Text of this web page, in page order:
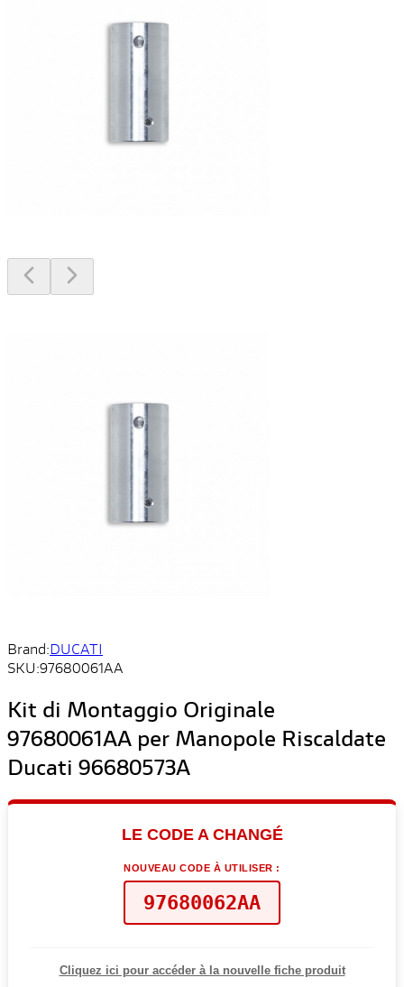
Brand:DUCATI
SKU:97680061AA
Kit di Montaggio Originale
97680061AA per Manopole Riscaldate
Ducati 96680573A
LE CODE A CHANGÉ
NOUVEAU CODE À UTILISER :
97680062AA
Cliquez ici pour accéder à la nouvelle fiche produit